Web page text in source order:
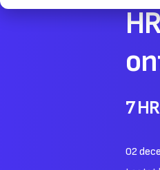
7
02